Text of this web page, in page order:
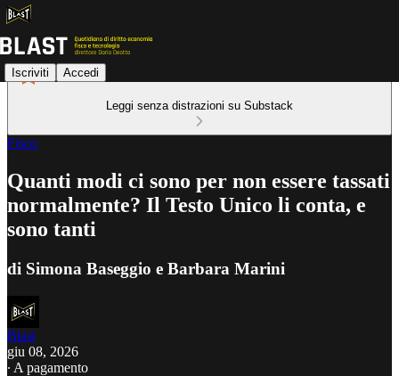
Iscriviti Accedi
Leggi senza distrazioni su Substack
Fisco
Quanti modi ci sono per non essere tassati
normalmente? Il Testo Unico li conta, e
sono tanti
di Simona Baseggio e Barbara Marini
Blast
giu 08, 2026
∙ A pagamento